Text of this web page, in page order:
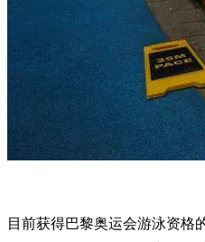
目前获得巴黎奥运会游泳资格